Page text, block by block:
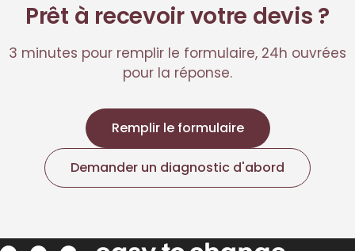
Prêt à recevoir votre devis ?
3 minutes pour remplir le formulaire, 24h ouvrées
pour la réponse.
Remplir le formulaire
Demander un diagnostic d'abord